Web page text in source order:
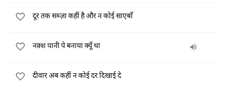
दूर तक सब्ज़ा कहीं है और न कोई साएबाँ
नक़्श पानी पे बनाया क्यूँ था
दीवार अब कहीं न कोई दर दिखाई दे